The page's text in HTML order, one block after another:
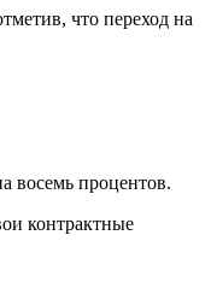
что переход на
восемь процентов.
контрактные